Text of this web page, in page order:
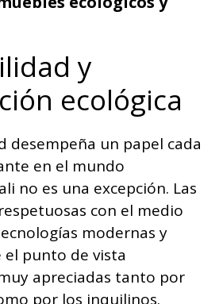
y
ecológica
desempeña un papel cada
en el mundo
no es una excepción. Las
con el medio
modernas y
el punto de vista
apreciadas tanto por
por los inquilinos.